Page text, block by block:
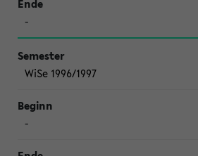
-
WiSe 1996/1997
-